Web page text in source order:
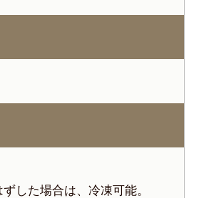
した場合は、冷凍可能。